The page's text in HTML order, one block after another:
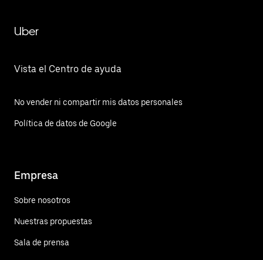
Uber
Vista el Centro de ayuda
No vender ni compartir mis datos personales
Política de datos de Google
Empresa
Sobre nosotros
Nuestras propuestas
Sala de prensa